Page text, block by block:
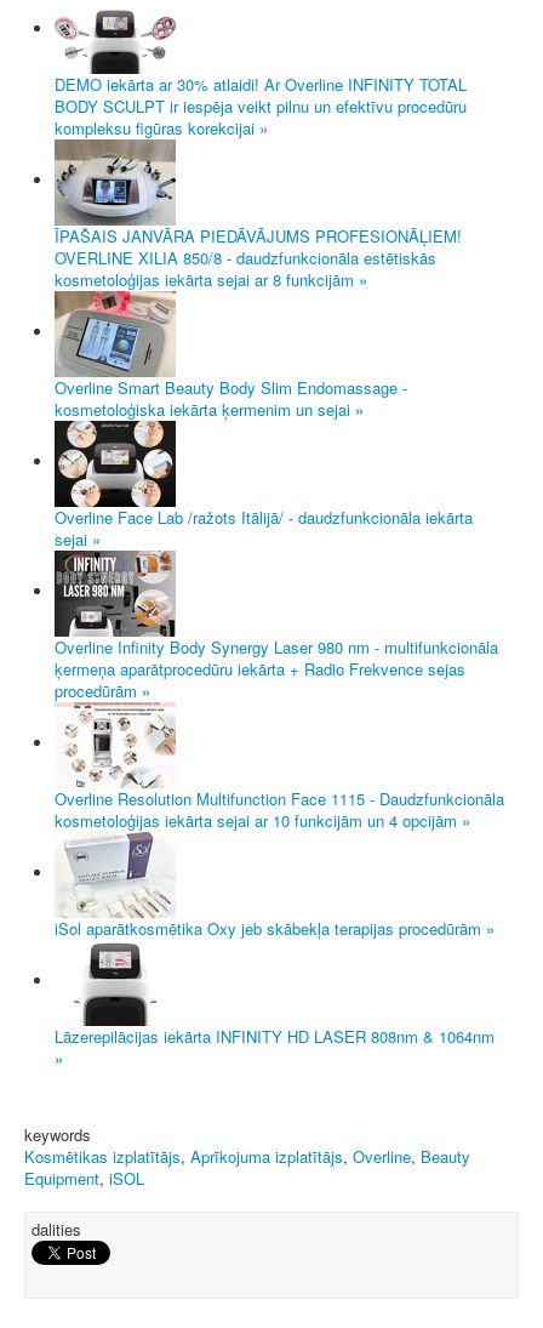
DEMO iekārta ar 30% atlaidi! Ar Overline INFINITY TOTAL
BODY SCULPT ir iespēja veikt pilnu un efektīvu procedūru
kompleksu figūras korekcijai »
ĪPAŠAIS JANVĀRA PIEDĀVĀJUMS PROFESIONĀĻIEM!
OVERLINE XILIA 850/8 - daudzfunkcionāla estētiskās
kosmetoloģijas iekārta sejai ar 8 funkcijām »
Overline Smart Beauty Body Slim Endomassage -
kosmetoloģiska iekārta ķermenim un sejai »
Overline Face Lab /ražots Itālijā/ - daudzfunkcionāla iekārta
sejai »
Overline Infinity Body Synergy Laser 980 nm - multifunkcionāla
ķermeņa aparātprocedūru iekārta + Radio Frekvence sejas
procedūrām »
Overline Resolution Multifunction Face 1115 - Daudzfunkcionāla
kosmetoloģijas iekārta sejai ar 10 funkcijām un 4 opcijām »
iSol aparātkosmētika Oxy jeb skābekļa terapijas procedūrām »
Lāzerepilācijas iekārta INFINITY HD LASER 808nm & 1064nm
»
keywords
Kosmētikas izplatītājs, Aprīkojuma izplatītājs, Overline, Beauty
Equipment, iSOL
dalities